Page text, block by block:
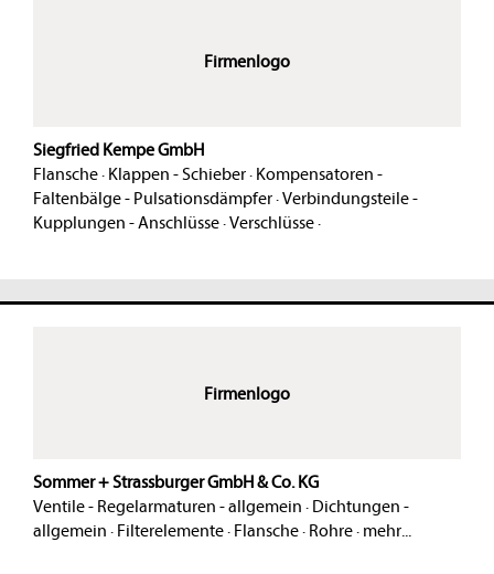
Firmenlogo
Siegfried Kempe GmbH
Flansche· Klappen - Schieber· Kompensatoren -
Faltenbälge - Pulsationsdämpfer·Verbindungsteile -
Kupplungen - Anschlüsse·Verschlüsse·
Firmenlogo
Sommer + Strassburger GmbH & Co. KG
Ventile - Regelarmaturen - allgemein · Dichtungen -
allgemein · Filterelemente· Flansche· Rohre· mehr...